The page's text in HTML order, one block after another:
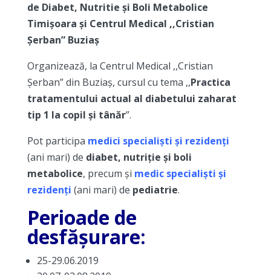
de Diabet, Nutritie și Boli Metabolice
Timișoara și Centrul Medical ,,Cristian
Șerban” Buziaș
Organizează, la Centrul Medical ,,Cristian
Șerban” din Buziaș, cursul cu tema ,,Practica
tratamentului actual al diabetului zaharat
tip 1 la copil și tânăr”.
Pot participa medici specialiști și rezidenți
(ani mari) de diabet, nutriție și boli
metabolice, precum și medic specialiști și
rezidenți (ani mari) de pediatrie.
Perioade de
desfășurare:
25-29.06.2019